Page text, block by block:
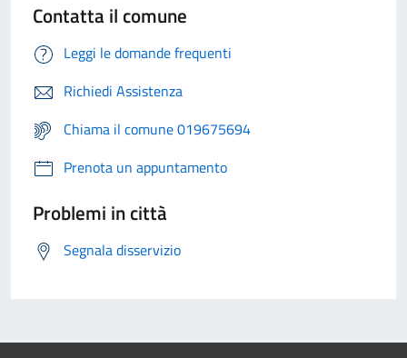
Contatta il comune
Leggi le domande frequenti
Richiedi Assistenza
Chiama il comune 019675694
Prenota un appuntamento
Problemi in città
Segnala disservizio